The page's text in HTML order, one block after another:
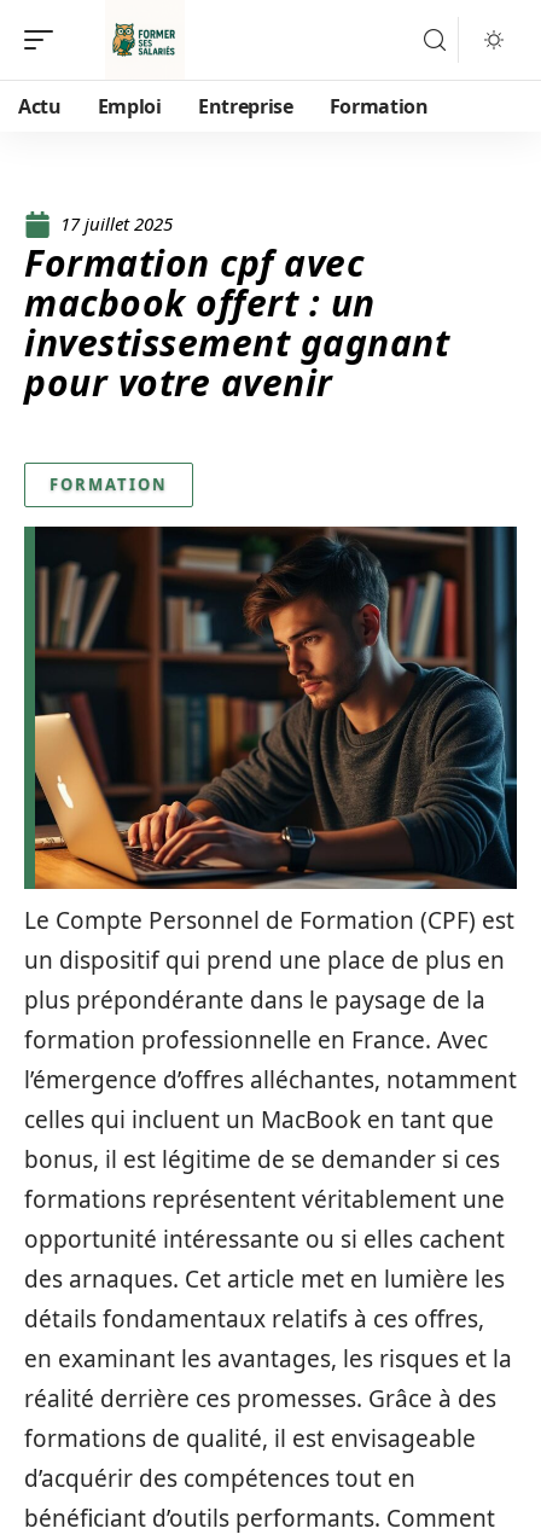
Actu Emploi Entreprise Formation
17 juillet 2025
Formation cpf avec
macbook offert : un
investissement gagnant
pour votre avenir
FORMATION
Le Compte Personnel de Formation (CPF) est
un dispositif qui prend une place de plus en
plus prépondérante dans le paysage de la
formation professionnelle en France. Avec
l’émergence d’offres alléchantes, notamment
celles qui incluent un MacBook en tant que
bonus, il est légitime de se demander si ces
formations représentent véritablement une
opportunité intéressante ou si elles cachent
des arnaques. Cet article met en lumière les
détails fondamentaux relatifs à ces offres,
en examinant les avantages, les risques et la
réalité derrière ces promesses. Grâce à des
formations de qualité, il est envisageable
d’acquérir des compétences tout en
bénéficiant d’outils performants. Comment